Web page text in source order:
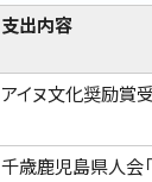
支出内容
アイヌ文化奨励賞
千歳鹿児島県人会